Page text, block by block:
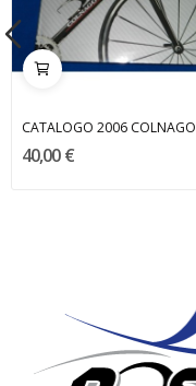
CATALOGO 2006 COLNAGO
40,00 €